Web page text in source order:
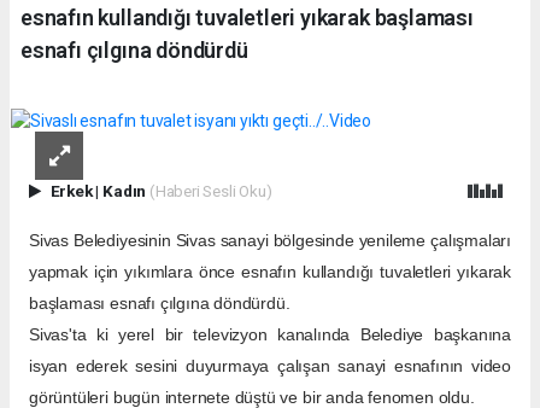
esnafın kullandığı tuvaletleri yıkarak başlaması
esnafı çılgına döndürdü
Erkek| Kadın (Haberi Sesli Oku)
Sivas Belediyesinin Sivas sanayi bölgesinde yenileme çalışmaları
yapmak için yıkımlara önce esnafın kullandığı tuvaletleri yıkarak
başlaması esnafı çılgına döndürdü.
Sivas'ta ki yerel bir televizyon kanalında Belediye başkanına
isyan ederek sesini duyurmaya çalışan sanayi esnafının video
görüntüleri bugün internete düştü ve bir anda fenomen oldu.